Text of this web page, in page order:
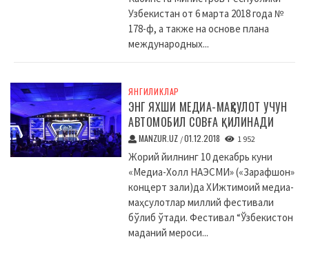
Узбекистан от 6 марта 2018 года №
178-ф, а также на основе плана
международных...
ЯНГИЛИКЛАР
ЭНГ ЯХШИ МЕДИА-МАҲСУЛОТ УЧУН
АВТОМОБИЛ СОВҒА ҚИЛИНАДИ
MANZUR.UZ /01.12.2018 1 952
Жорий йилнинг 10 декабрь куни
«Медиа-Холл НАЭСМИ» («Зарафшон»
концерт зали)да XИжтимоий медиа-
маҳсулотлар миллий фестивали
бўлиб ўтади. Фестивал “Ўзбекистон
маданий мероси...